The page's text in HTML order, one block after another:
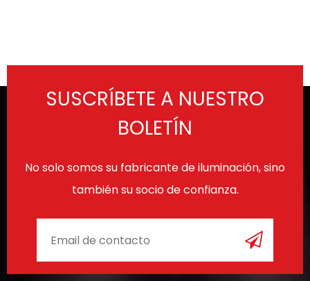
SUSCRÍBETE A NUESTRO
BOLETÍN
No solo somos su fabricante de iluminación, sino
también su socio de confianza.